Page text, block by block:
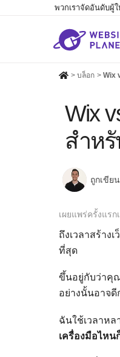
พวกเราจัดอันดับผู้
> บล็อก > Wix
Wix
สำห
ถูกเขีย
เผยแพร่ครั้งแรก
ถึงเวลาสร้าง
ที่สุด
ขึ้นอยู่กับว่าคุณ
อย่างนั้นอาจ
ฉันใช้เวลาห
เครื่องมือไหน